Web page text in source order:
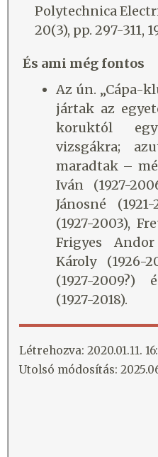
Polytechnica
20(3), pp. 297-311,
És ami még fontos
Az ún. „Cápa-
jártak az
koruktól
vizsgákra;
maradtak –
Iván (1927-
Jánosné
(1927-2003),
Frigyes Andor
Károly (1926-
(1927-2009?)
(1927-2018).
Létrehozva: 2020.01.11.
Utolsó módosítás: